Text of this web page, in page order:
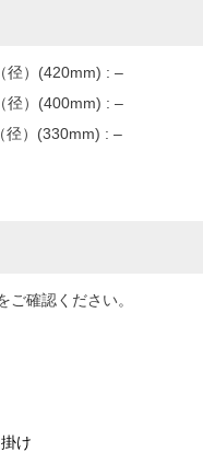
径）(420mm) : –
径）(400mm) : –
径）(330mm) : –
ご確認ください。
け